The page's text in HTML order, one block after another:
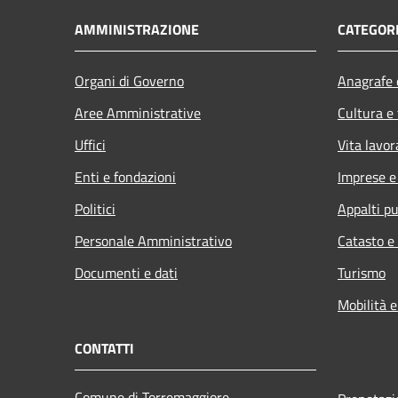
AMMINISTRAZIONE
Organi di Governo
Aree Amministrative
Uffici
Enti e fondazioni
Politici
Personale Amministrativo
Documenti e dati
Cultura
Vita
Imprese
Appalti
Catasto
Turismo
Mobilità
CONTATTI